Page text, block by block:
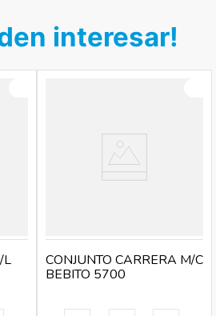
interesar!
L
CONJUNTO CARRERA M/C
BEBITO 5700